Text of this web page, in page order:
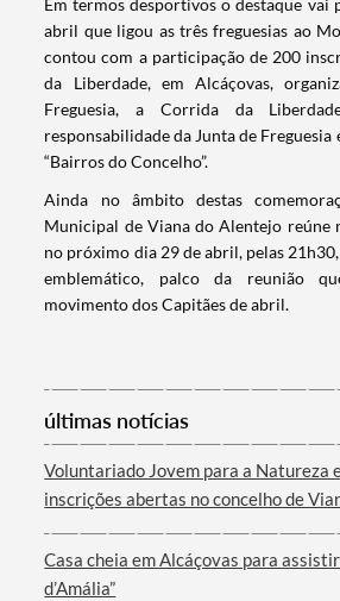
Filtros
Em termos desportivos o destaque vai
abril que ligou as três freguesias ao
contou com a participação de 200
da Liberdade, em Alcáçovas,
Freguesia, a Corrida da
responsabilidade da Junta de Freguesia
“Bairros do Concelho”.
Ainda no âmbito destas
Municipal de Viana do Alentejo reúne
no próximo dia 29 de abril, pelas
emblemático, palco da reunião
movimento dos Capitães de abril.
últimas notícias
Voluntariado Jovem para a Natureza
inscrições abertas no concelho de
Casa cheia em Alcáçovas para assistir
d’Amália”